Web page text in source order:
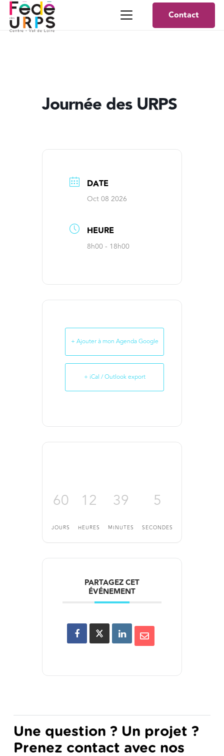
Contact
Journée des URPS
DATE
Oct 08 2026
HEURE
8h00 - 18h00
+ Ajouter à mon Agenda Google
+ iCal / Outlook export
60
JOURS
12
HEURES
39
MINUTES
5
SECONDES
PARTAGEZ CET
ÉVÉNEMENT
Une question ? Un projet ?
Prenez contact avec nos